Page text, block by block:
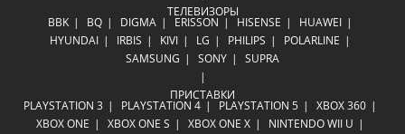
ТЕЛЕВИЗОРЫ
BBK BQ DIGMA ERISSON HISENSE
HUAWEI
HYUNDAI
IRBIS KIVI LG PHILIPS
POLARLINE
SAMSUNG
SONY SUPRA
ПРИСТАВКИ
PLAYSTATION 3 PLAYSTATION 4 PLAYSTATION 5
XBOX 360
XBOX ONE
XBOX ONE S XBOX ONE X
NINTENDO WII U